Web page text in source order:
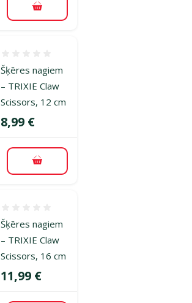
Pievienot grozam
Šķēres nagiem
– TRIXIE Claw
Scissors, 12 cm
Cena
8,99 €
Pievienot grozam
Šķēres nagiem
– TRIXIE Claw
Scissors, 16 cm
Cena
11,99 €